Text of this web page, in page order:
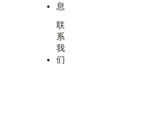
息
联
系
我
们